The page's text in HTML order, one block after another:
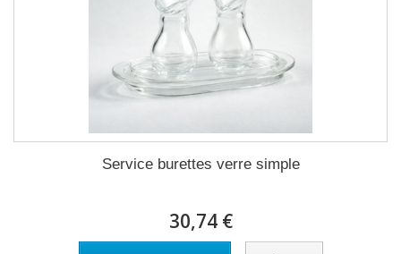
Service burettes verre simple
30,74 €